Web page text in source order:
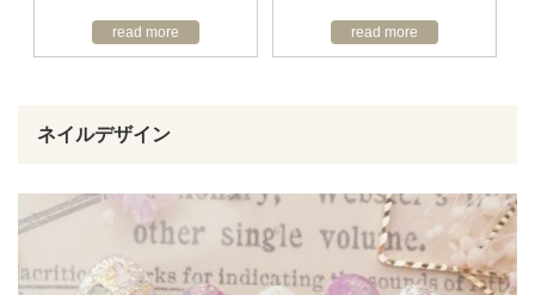
read more read more
ネイルデザイン